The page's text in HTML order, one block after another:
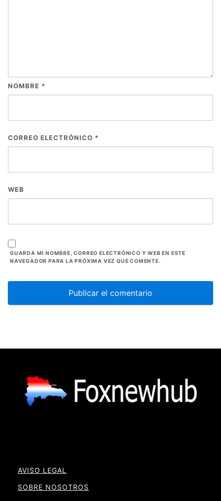
NOMBRE *
CORREO ELECTRÓNICO *
WEB
GUARDA MI NOMBRE, CORREO ELECTRÓNICO Y WEB EN ESTE
NAVEGADOR PARA LA PRÓXIMA VEZ QUE COMENTE.
AVISO LEGAL
SOBRE NOSOTROS